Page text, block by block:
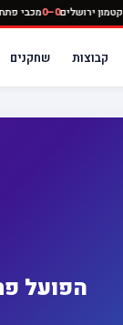
חיהפועל קטמון ירושלים 0–0
קבוצות שחקנים
הפועל